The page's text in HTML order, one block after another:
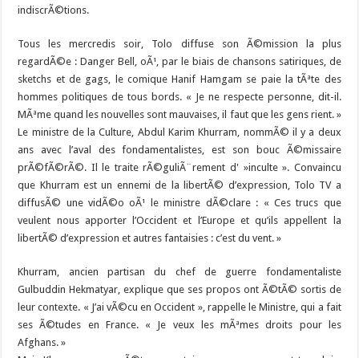
indiscrÃ©tions.
Tous les mercredis soir, Tolo diffuse son Ã©mission la plus
regardÃ©e : Danger Bell, oÃ¹, par le biais de chansons satiriques, de
sketchs et de gags, le comique Hanif Hamgam se paie la tÃªte des
hommes politiques de tous bords. « Je ne respecte personne, dit-il.
MÃªme quand les nouvelles sont mauvaises, il faut que les gens rient. »
Le ministre de la Culture, Abdul Karim Khurram, nommÃ© il y a deux
ans avec l’aval des fondamentalistes, est son bouc Ã©missaire
prÃ©fÃ©rÃ©. Il le traite rÃ©guliÃ¨rement d' »inculte ». Convaincu
que Khurram est un ennemi de la libertÃ© d’expression, Tolo TV a
diffusÃ© une vidÃ©o oÃ¹ le ministre dÃ©clare : « Ces trucs que
veulent nous apporter l’Occident et l’Europe et qu’ils appellent la
libertÃ© d’expression et autres fantaisies : c’est du vent. »
Khurram, ancien partisan du chef de guerre fondamentaliste
Gulbuddin Hekmatyar, explique que ses propos ont Ã©tÃ© sortis de
leur contexte. « J’ai vÃ©cu en Occident », rappelle le Ministre, qui a fait
ses Ã©tudes en France. « Je veux les mÃªmes droits pour les
Afghans. »